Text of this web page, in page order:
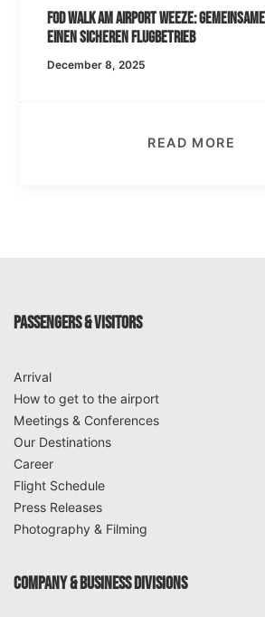
FOD Walk am Airport Weeze:
einen sicheren Flugbetrieb
December 8, 2025
READ MORE
PASSENGERS & VISITORS
Arrival
How to get to the airport
Meetings & Conferences
Our Destinations
Career
Flight Schedule
Press Releases
Photography & Filming
COMPANY & BUSINESS DIVISIONS